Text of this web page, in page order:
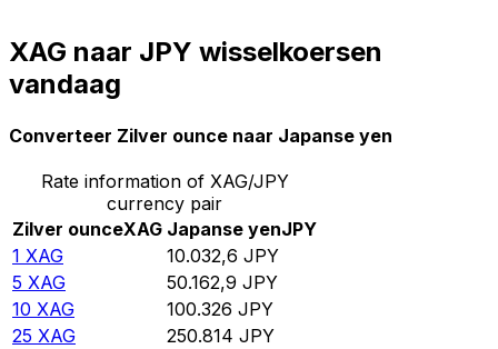
XAG naar JPY wisselkoersen
vandaag
Converteer Zilver ounce naar Japanse yen
Rate information of XAG/JPY
currency pair
Zilver ounceXAG Japanse yenJPY
1 XAG 10.032,6 JPY
5 XAG 50.162,9 JPY
10 XAG 100.326 JPY
25 XAG 250.814 JPY